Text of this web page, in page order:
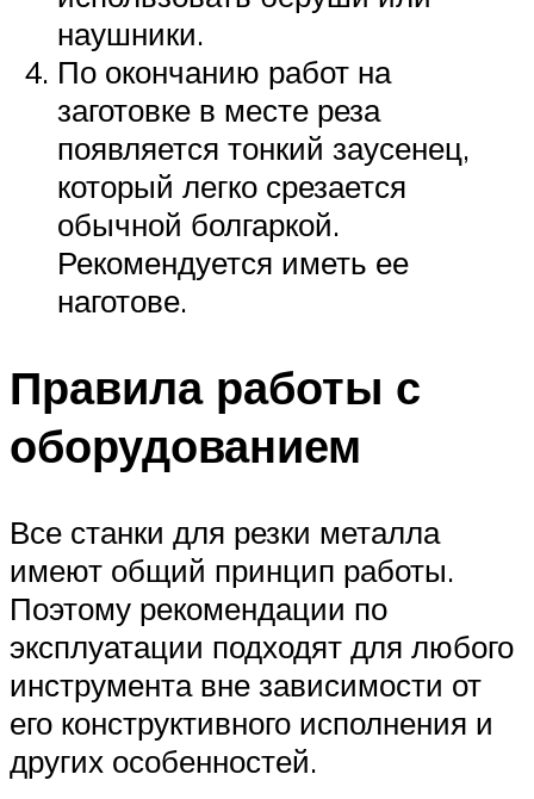
наушники.
По окончанию работ на
заготовке в месте реза
появляется тонкий заусенец,
который легко срезается
обычной болгаркой.
Рекомендуется иметь ее
наготове.
Правила работы с
оборудованием
Все станки для резки металла
имеют общий принцип работы.
Поэтому рекомендации по
эксплуатации подходят для любого
инструмента вне зависимости от
его конструктивного исполнения и
других особенностей.